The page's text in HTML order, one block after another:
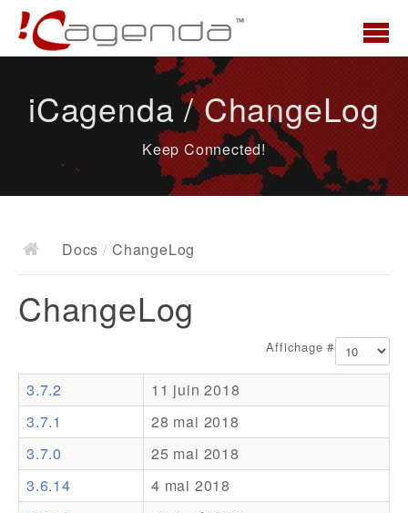
News
Docs
Documentation
Ressources
Addons
Theme Packs
iCagenda / ChangeLog
Keep Connected!
Docs / ChangeLog
ChangeLog
Affichage #
3.7.2
11 juin 2018
3.7.1
28 mai 2018
3.7.0
25 mai 2018
3.6.14
4 mai 2018